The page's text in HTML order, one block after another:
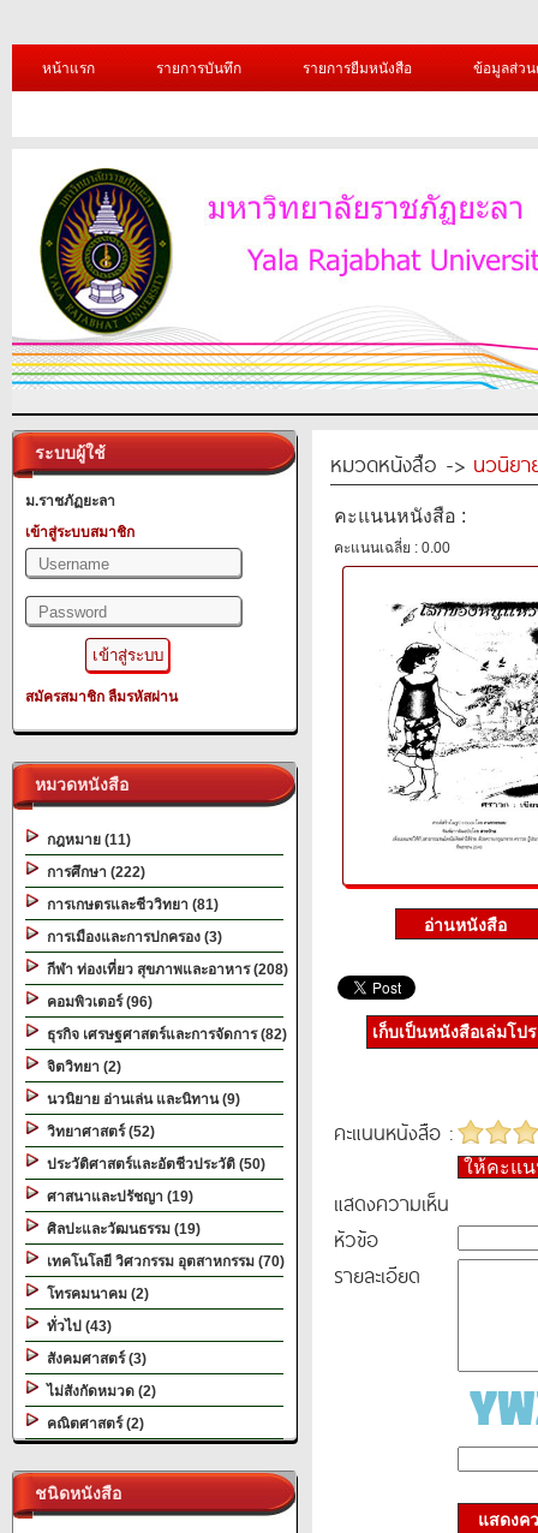
หน้าแรก รายการบันทึก รายการยืมหนังสือ ข้อมูลส่ว
ระบบผู้ใช้
ม.ราชภัฏยะลา
เข้าสู่ระบบสมาชิก
สมัครสมาชิก ลืมรหัสผ่าน
หมวดหนังสือ
กฎหมาย (11)
การศึกษา (222)
การเกษตรและชีววิทยา (81)
การเมืองและการปกครอง (3)
กีฬา ท่องเที่ยว สุขภาพและอาหาร (208)
คอมพิวเตอร์ (96)
ธุรกิจ เศรษฐศาสตร์และการจัดการ (82)
จิตวิทยา (2)
นวนิยาย อ่านเล่น และนิทาน (9)
วิทยาศาสตร์ (52)
ประวัติศาสตร์และอัตชีวประวัติ (50)
ศาสนาและปรัชญา (19)
ศิลปะและวัฒนธรรม (19)
เทคโนโลยี วิศวกรรม อุตสาหกรรม (70)
โทรคมนาคม (2)
ทั่วไป (43)
สังคมศาสตร์ (3)
ไม่สังกัดหมวด (2)
คณิตศาสตร์ (2)
ชนิดหนังสือ
หมวดหนังสือ -> นวนิยา
คะแนนหนังสือ :
คะแนนเฉลี่ย : 0.00
เก็บเป็นหนังสือเล่มโป
คะแนนหนังสือ :
ให้คะแ
แสดงความเห็น
หัวข้อ
รายละเอียด
แสดงค